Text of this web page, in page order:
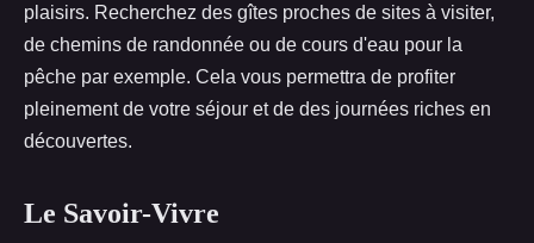
plaisirs. Recherchez des gîtes proches de sites à visiter,
de chemins de randonnée ou de cours d'eau pour la
pêche par exemple. Cela vous permettra de profiter
pleinement de votre séjour et de des journées riches en
découvertes.
Le Savoir-Vivre